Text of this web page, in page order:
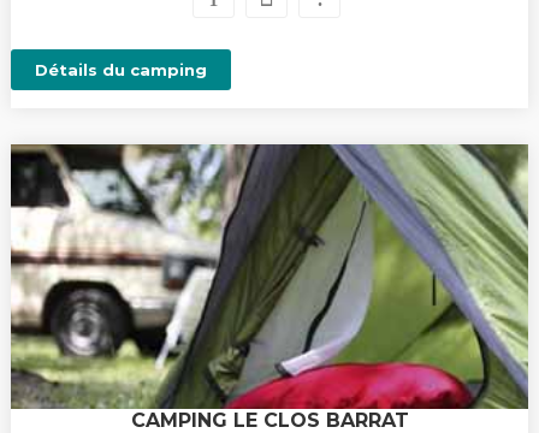
Détails du camping
CAMPING LE CLOS BARRAT